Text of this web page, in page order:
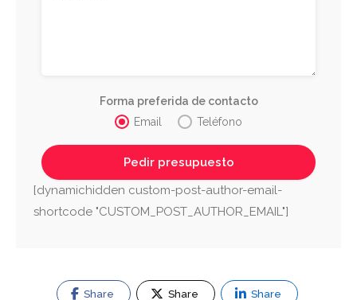
Forma preferida de contacto
Email
Teléfono
[dynamichidden custom-post-author-email-
shortcode "CUSTOM_POST_AUTHOR_EMAIL"]
Share Share Share